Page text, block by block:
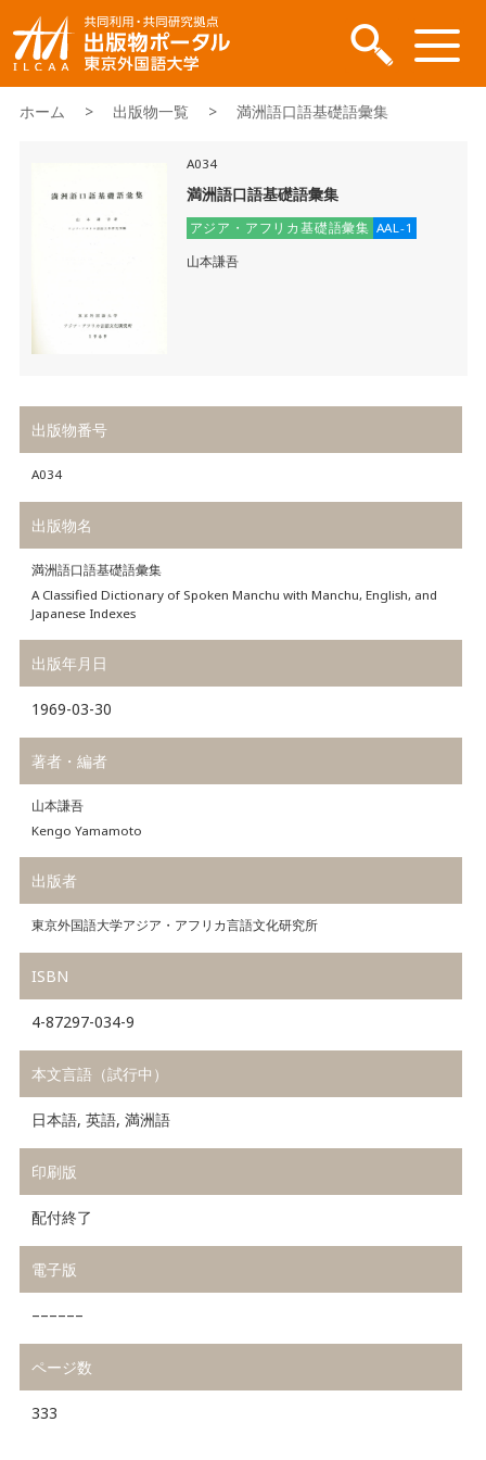
ホーム > 出版物一覧 > 満洲語口語基礎語彙集
A034
満洲語口語基礎語彙集
アジア・アフリカ基礎語彙集 AAL-1
山本謙吾
出版物番号
A034
出版物名
満洲語口語基礎語彙集
A Classified Dictionary of Spoken Manchu with Manchu, English, and
Japanese Indexes
出版年月日
1969-03-30
著者・編者
山本謙吾
Kengo Yamamoto
出版者
東京外国語大学アジア・アフリカ言語文化研究所
ISBN
4-87297-034-9
本文言語（試行中）
日本語, 英語, 満洲語
印刷版
配付終了
電子版
––––––
ページ数
333